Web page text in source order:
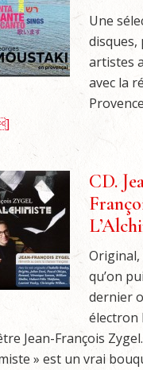
Une
disques,
artistes
avec la
CD.
Original,
qu’on
dernier
électron
Jean-François Zygel.
» est un vrai